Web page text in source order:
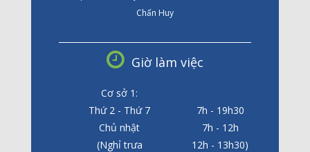
Chấn Huy
Giờ làm việc
Cơ sở 1:
Thứ 2 - Thứ 7
7h - 19h30
Chủ nhật
7h - 12h
(Nghỉ trưa
12h - 13h30)